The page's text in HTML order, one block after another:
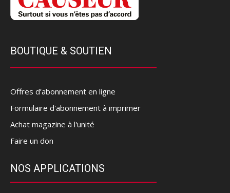
BOUTIQUE & SOUTIEN
Offres d’abonnement en ligne
Formulaire d'abonnement à imprimer
Achat magazine à l'unité
Faire un don
NOS APPLICATIONS